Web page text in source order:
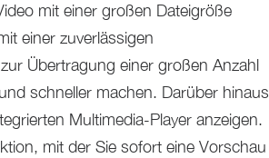
mit einer großen Dateigröße
einer zuverlässigen
Übertragung einer großen Anzahl
schneller machen. Darüber hinaus
Multimedia-Player anzeigen.
mit der Sie sofort eine Vorschau